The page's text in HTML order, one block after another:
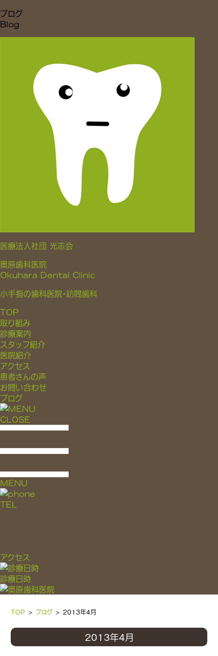
ブログ
Blog
医療法人社団 光志会
奥原歯科医院
Okuhara Dental Clinic
小手指の歯科医院・訪問歯科
TOP
取り組み
診療案内
スタッフ紹介
医院紹介
アクセス
患者さんの声
お問い合わせ
ブログ
CLOSE
MENU
TEL
アクセス
診療日時
TOP ブログ 2013年4月
2013年4月